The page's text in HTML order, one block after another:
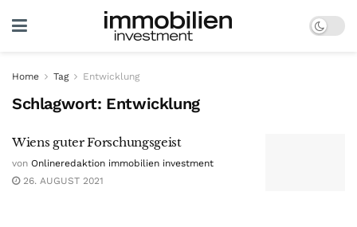
Home Tag Entwicklung
Schlagwort: Entwicklung
Wiens guter Forschungsgeist
von Onlineredaktion immobilien investment
26. AUGUST 2021